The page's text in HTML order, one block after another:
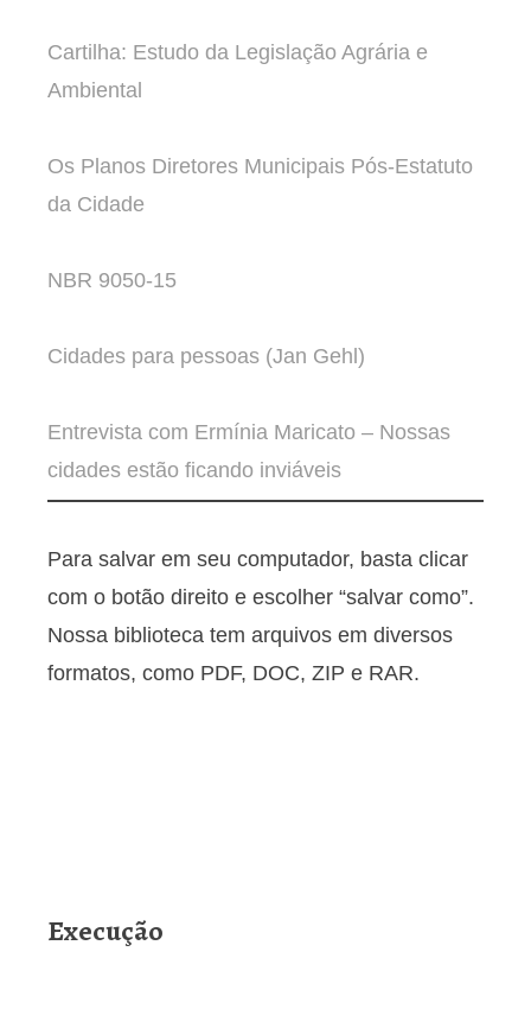
Cartilha: Estudo da Legislação Agrária e
Ambiental
Os Planos Diretores Municipais Pós-Estatuto
da Cidade
NBR 9050-15
Cidades para pessoas (Jan Gehl)
Entrevista com Ermínia Maricato – Nossas
cidades estão ficando inviáveis
Para salvar em seu computador, basta clicar
com o botão direito e escolher “salvar como”.
Nossa biblioteca tem arquivos em diversos
formatos, como PDF, DOC, ZIP e RAR.
Execução